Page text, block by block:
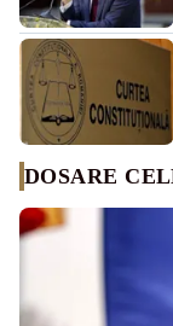
DOSARE